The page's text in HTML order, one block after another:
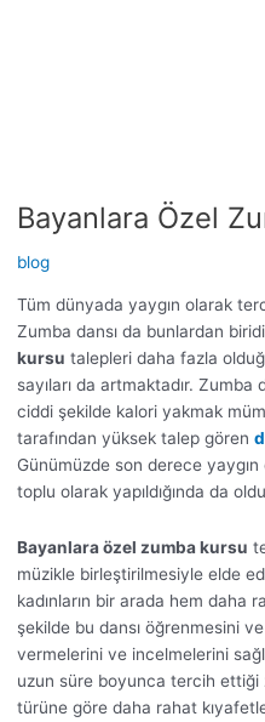
Bayanlara Özel
blog
Tüm dünyada yaygın olarak
Zumba dansı da bunlardan
kursu talepleri daha fazla
sayıları da artmaktadır.
ciddi şekilde kalori yakmak
tarafından yüksek talep gören
Günümüzde son derece
toplu olarak yapıldığında da
Bayanlara özel zumba kursu
müzikle birleştirilmesiyle elde
kadınların bir arada hem daha
şekilde bu dansı öğrenmesini
vermelerini ve incelmelerini
uzun süre boyunca tercih ettiği
türüne göre daha rahat